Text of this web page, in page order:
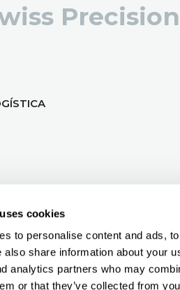
cookies
to personalise content and ads,
also share information about your
analytics partners who may
or that they’ve collected from
POLICY | IMPRIMIR